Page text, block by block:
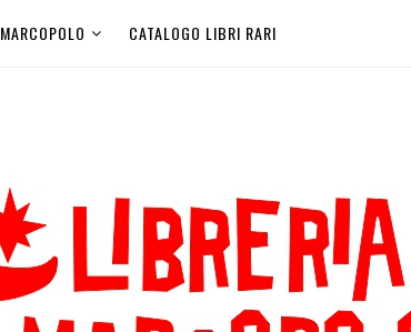
MARCOPOLO CATALOGO LIBRI RARI